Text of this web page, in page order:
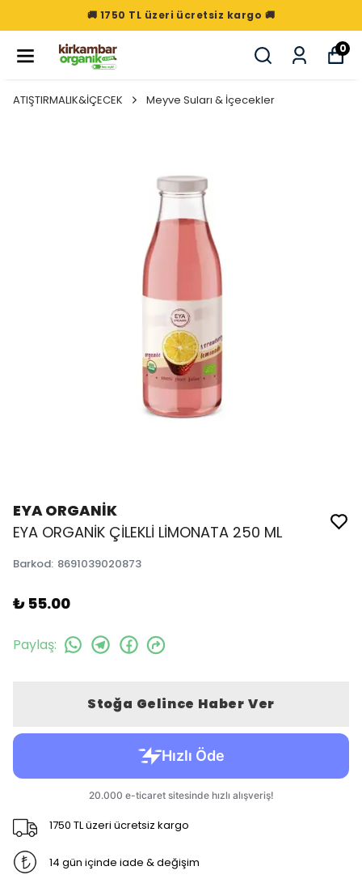
🚚 1750 TL üzeri ücretsiz kargo 🚚
0
ATIŞTIRMALIK&İÇECEK Meyve Suları & İçecekler
EYA ORGANİK
EYA ORGANİK ÇİLEKLİ LİMONATA 250 ML
Barkod: 8691039020873
₺ 55.00
Paylaş:
Stoğa Gelince Haber Ver
1750 TL üzeri ücretsiz kargo
14 gün içinde iade & değişim